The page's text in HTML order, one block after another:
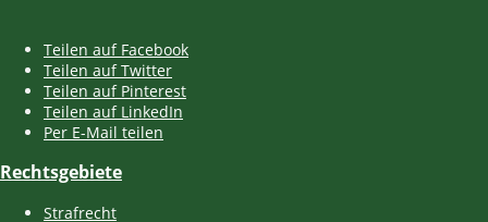
Teilen auf Facebook
Teilen auf Twitter
Teilen auf Pinterest
Teilen auf LinkedIn
Per E-Mail teilen
Rechtsgebiete
Strafrecht